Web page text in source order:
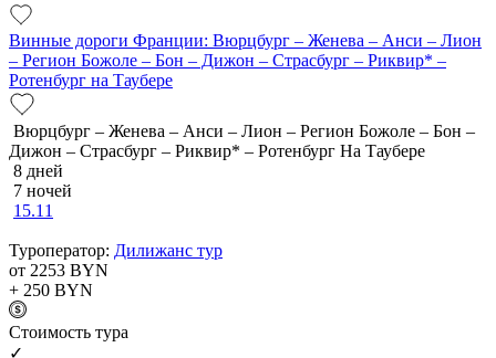
Винные дороги Франции: Вюрцбург – Женева – Анси – Лион
– Регион Божоле – Бон – Дижон – Страсбург – Риквир* –
Ротенбург на Таубере
Вюрцбург – Женева – Анси – Лион – Регион Божоле – Бон –
Дижон – Страсбург – Риквир* – Ротенбург На Таубере
8 дней
7 ночей
15.11
Туроператор: Дилижанс тур
от 2253 BYN
+ 250 BYN
Cтоимость тура
✓